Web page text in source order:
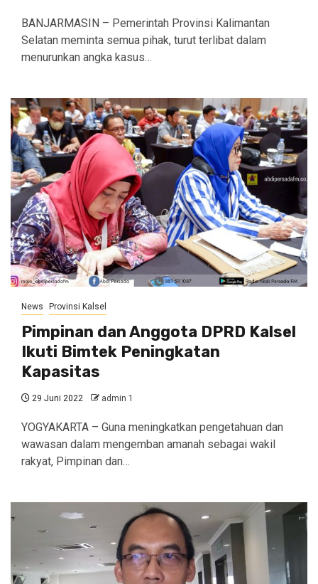
BANJARMASIN – Pemerintah Provinsi Kalimantan
Selatan meminta semua pihak, turut terlibat dalam
menurunkan angka kasus…
News Provinsi Kalsel
Pimpinan dan Anggota DPRD Kalsel
Ikuti Bimtek Peningkatan
Kapasitas
29 Juni 2022 admin 1
YOGYAKARTA – Guna meningkatkan pengetahuan dan
wawasan dalam mengemban amanah sebagai wakil
rakyat, Pimpinan dan…